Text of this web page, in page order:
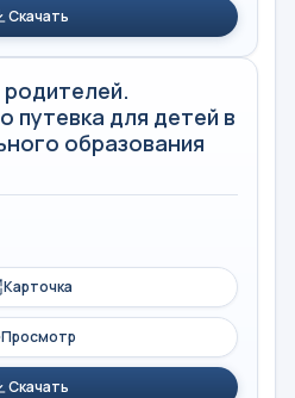
Скачать
путевка для детей в
образования
Карточка
Просмотр
Скачать